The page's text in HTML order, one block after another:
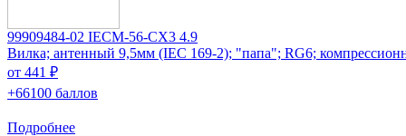
99909484-02 IECM-56-CX3 4.9
Вилка; антенный 9,5мм (IEC 169-2); "папа"; RG6;
от 441 ₽
+66100 баллов
Подробнее